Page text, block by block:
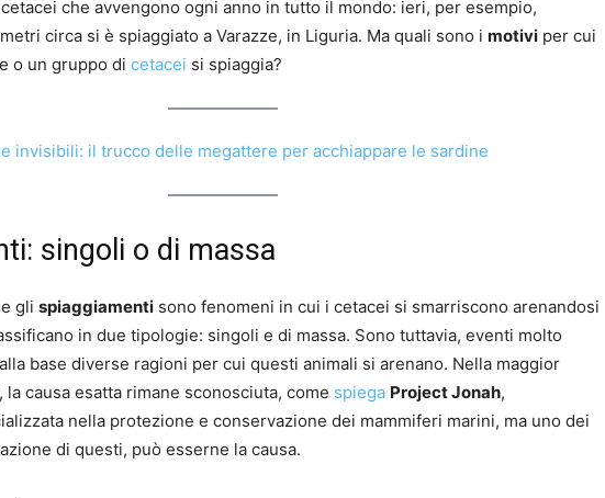
che avvengono ogni anno in tutto il mondo: ieri, per esempio,
circa si è spiaggiato a Varazze, in Liguria. Ma quali sono i motivi per cui
o un gruppo di cetacei si spiaggia?
invisibili: il trucco delle megattere per acchiappare le sardine
singoli o di massa
gli spiaggiamenti sono fenomeni in cui i cetacei si smarriscono arenandosi
in due tipologie: singoli e di massa. Sono tuttavia, eventi molto
base diverse ragioni per cui questi animali si arenano. Nella maggior
causa esatta rimane sconosciuta, come spiega Project Jonah,
nella protezione e conservazione dei mammiferi marini, ma uno dei
di questi, può esserne la causa.